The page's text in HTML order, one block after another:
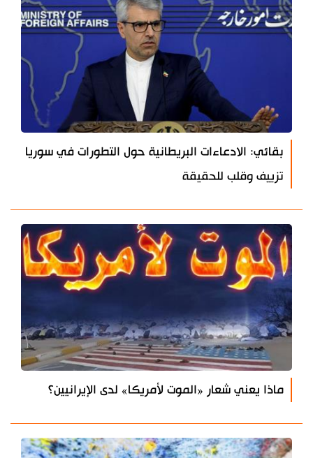
بقائي: الادعاءات البريطانية حول التطورات في سوريا
تزييف وقلب للحقيقة
ماذا يعني شعار «الموت لأمريكا» لدى الإيرانيين؟